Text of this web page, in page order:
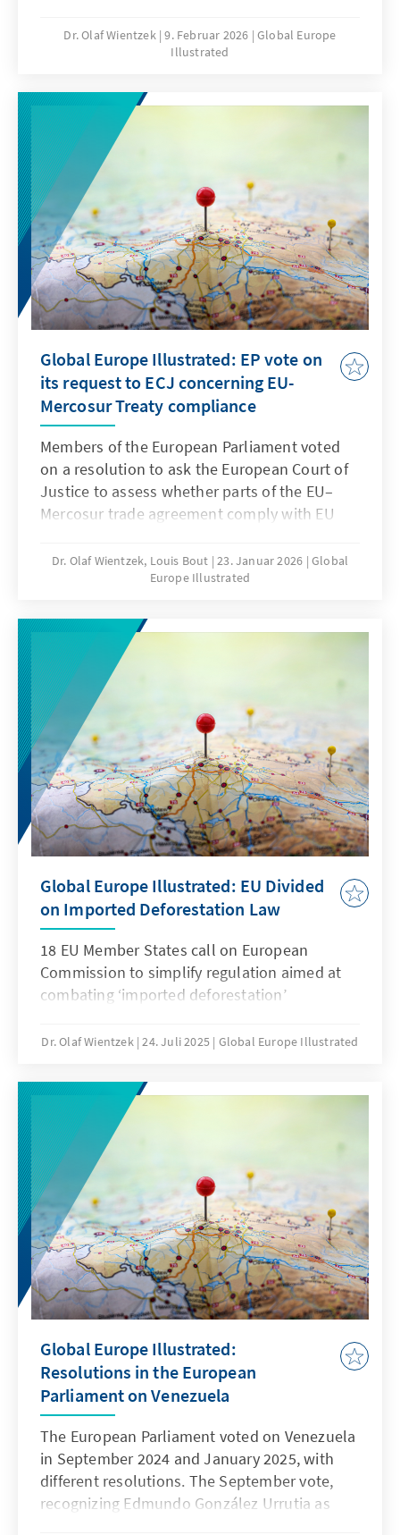
for critical raw materials. The meeting
resulted in several bilateral agreements, new
minerals projects, and the launch of the
Forum on Resource Geostrategic Engagement
(FORGE).
Dr. Olaf Wientzek 9. Februar 2026 Global Europe
Illustrated
Global Europe Illustrated: EP vote on
its request to ECJ concerning EU-
Mercosur Treaty compliance
Members of the European Parliament voted
on a resolution to ask the European Court of
Justice to assess whether parts of the EU–
Mercosur trade agreement comply with EU
refers the deal for a legal review, suspending
the ratification process until the court delivers
Dr. Olaf Wientzek, Louis Bout 23. Januar 2026 Global
Europe Illustrated
Global Europe Illustrated: EU Divided
on Imported Deforestation Law
18 EU Member States call on European
Commission to simplify regulation aimed at
combating ‘imported deforestation’
Dr. Olaf Wientzek 24. Juli 2025 Global Europe Illustrated
Global Europe Illustrated:
Resolutions in the European
Parliament on Venezuela
The European Parliament voted on Venezuela
in September 2024 and January 2025, with
different resolutions. The September vote,
recognizing Edmundo González Urrutia as